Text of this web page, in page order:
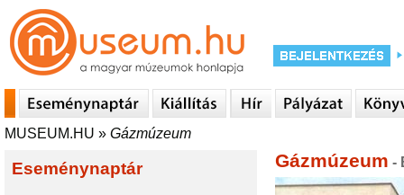
MUSEUM.HU » Gázmúzeum
Eseménynaptár Gázmúzeum -